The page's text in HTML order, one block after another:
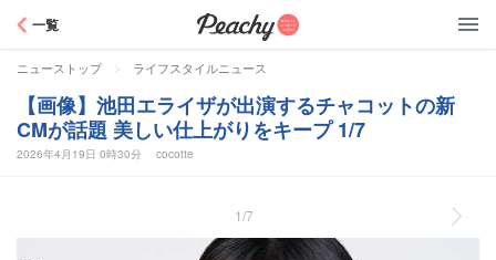
一覧
ニューストップ > ライフスタイルニュース
【画像】池田エライザが出演するチャコットの新
CMが話題 美しい仕上がりをキープ 1/7
2026年4月19日 0時30分 cocotte
1/7